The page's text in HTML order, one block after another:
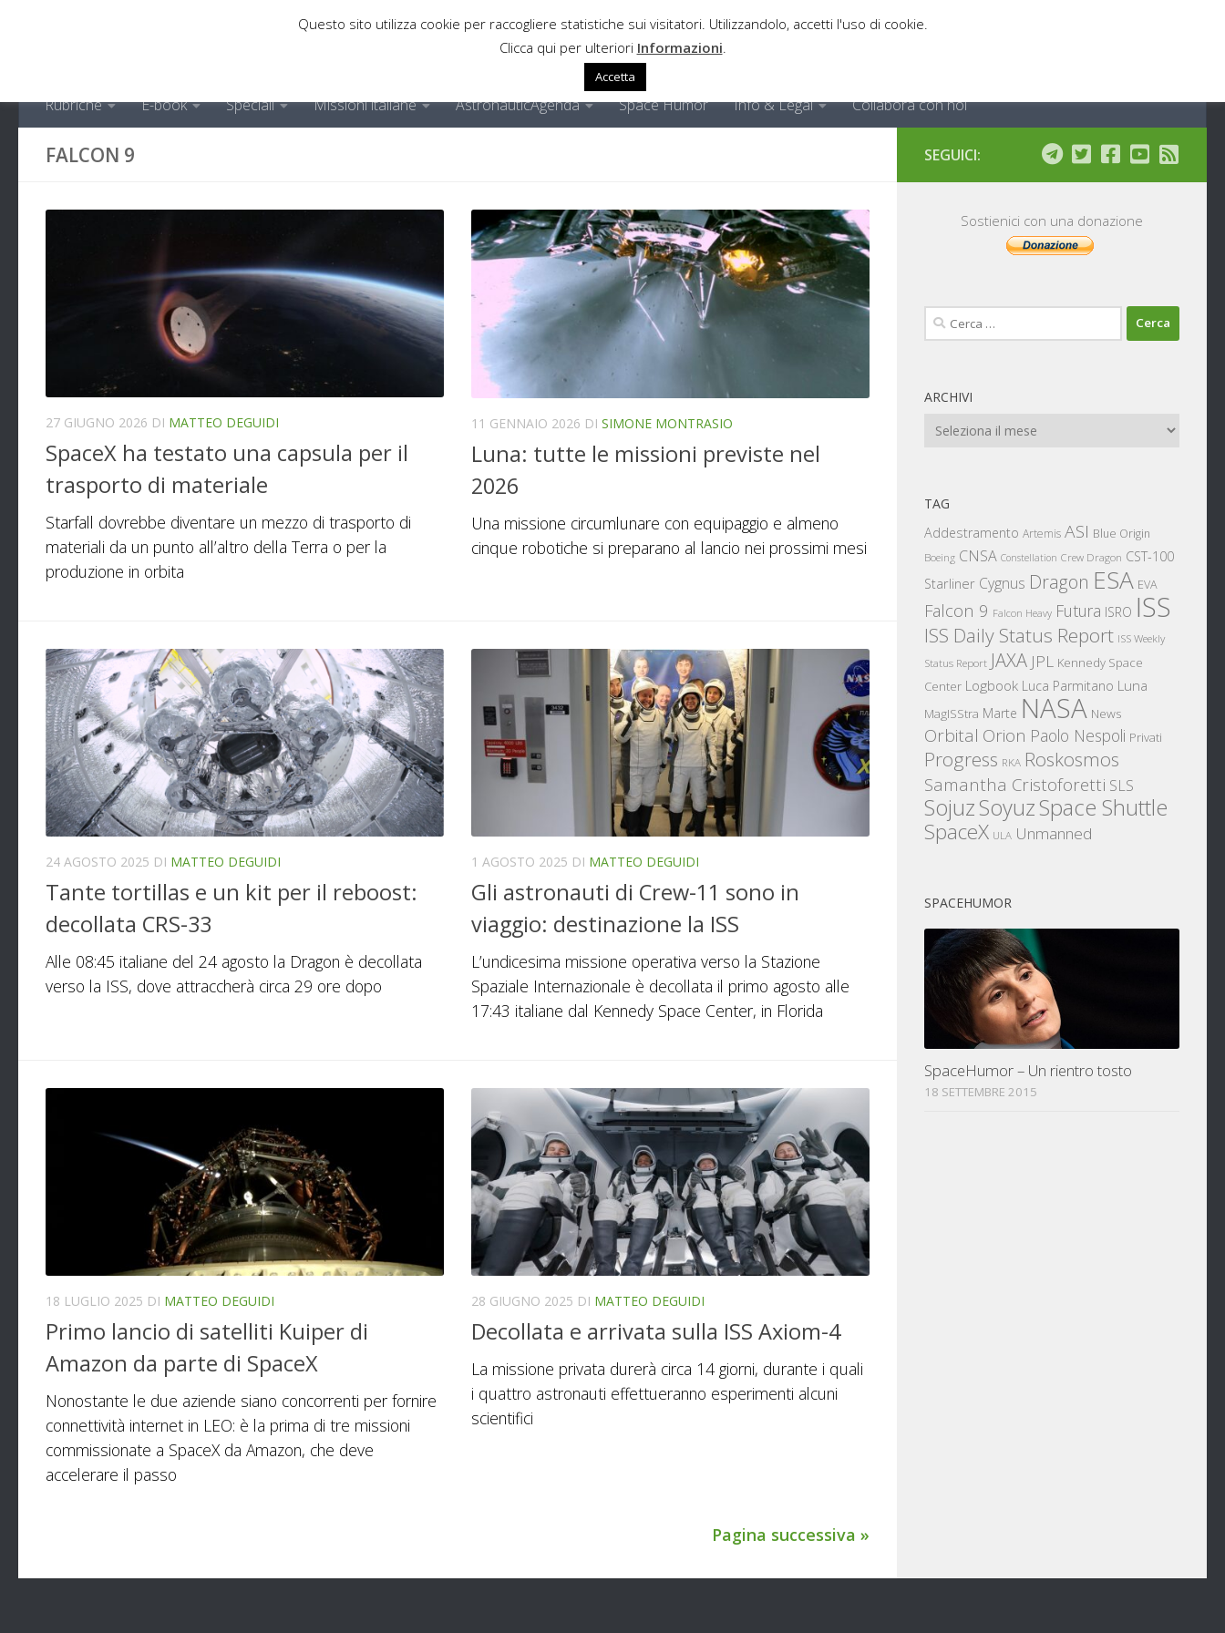
Rubriche E-book Speciali Missioni italiane AstronauticAgenda Space Humor Info & Legal Collabora con noi
FALCON 9
27 GIUGNO 2026 DI MATTEO DEGUIDI
SpaceX ha testato una capsula per il
trasporto di materiale
Starfall dovrebbe diventare un mezzo di trasporto di
materiali da un punto all’altro della Terra o per la
produzione in orbita
11 GENNAIO 2026 DI SIMONE MONTRASIO
Luna: tutte le missioni previste nel
2026
Una missione circumlunare con equipaggio e almeno
cinque robotiche si preparano al lancio nei prossimi mesi
24 AGOSTO 2025 DI MATTEO DEGUIDI
Tante tortillas e un kit per il reboost:
decollata CRS-33
Alle 08:45 italiane del 24 agosto la Dragon è decollata
verso la ISS, dove attraccherà circa 29 ore dopo
1 AGOSTO 2025 DI MATTEO DEGUIDI
Gli astronauti di Crew-11 sono in
viaggio: destinazione la ISS
L’undicesima missione operativa verso la Stazione
Spaziale Internazionale è decollata il primo agosto alle
17:43 italiane dal Kennedy Space Center, in Florida
18 LUGLIO 2025 DI MATTEO DEGUIDI
Primo lancio di satelliti Kuiper di
Amazon da parte di SpaceX
Nonostante le due aziende siano concorrenti per fornire
connettività internet in LEO: è la prima di tre missioni
commissionate a SpaceX da Amazon, che deve
accelerare il passo
28 GIUGNO 2025 DI MATTEO DEGUIDI
Decollata e arrivata sulla ISS Axiom-4
La missione privata durerà circa 14 giorni, durante i quali
i quattro astronauti effettueranno esperimenti alcuni
scientifici
Pagina successiva »
SEGUICI:
Sostienici con una donazione
Ricerca
per:
ARCHIVI
Archivi
TAG
Addestramento Artemis ASI Blue Origin
Boeing CNSA Constellation Crew Dragon CST-100
Starliner Cygnus Dragon ESA EVA
Falcon 9 Falcon Heavy Futura ISRO ISS
ISS Daily Status Report ISS Weekly
Status Report JAXA JPL Kennedy Space
Center Logbook Luca Parmitano Luna
MagISStra Marte NASA News
Orbital Orion Paolo Nespoli Privati
Progress RKA Roskosmos
Samantha Cristoforetti SLS
SojuzSoyuzSpace Shuttle
SpaceX ULA Unmanned
SPACEHUMOR
SpaceHumor – Un rientro tosto
18 SETTEMBRE 2015
Questo sito utilizza cookie per raccogliere statistiche sui visitatori. Utilizzandolo, accetti l'uso di cookie.
Clicca qui per ulteriori Informazioni
Accetta